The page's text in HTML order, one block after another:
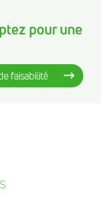
pour une
faisabilité